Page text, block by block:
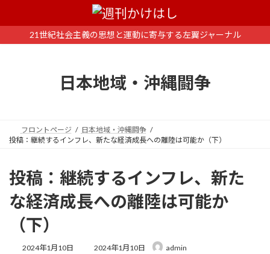
ン
ー
21世紀社会主義の思想と運動に寄与する左翼ジャーナル
日本地域・沖縄闘争
フロントページ
日本地域・沖縄闘争
投稿：継続するインフレ、新たな経済成長への離陸は可能か（下）
投稿：継続するインフレ、新た
な経済成長への離陸は可能か
（下）
2024年1月10日
最
2024年1月10日 admin